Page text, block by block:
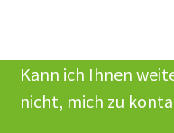
Kann ich Ihnen
nicht, mich zu